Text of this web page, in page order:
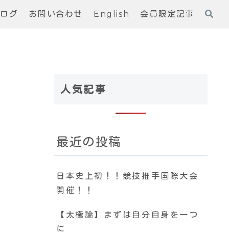
グ お問い合わせ English 会員限定記事
人気記事
最近の投稿
日本史上初！！競技推手国際大会
開催！！
【太極論】まずは自分自身を一つ
に